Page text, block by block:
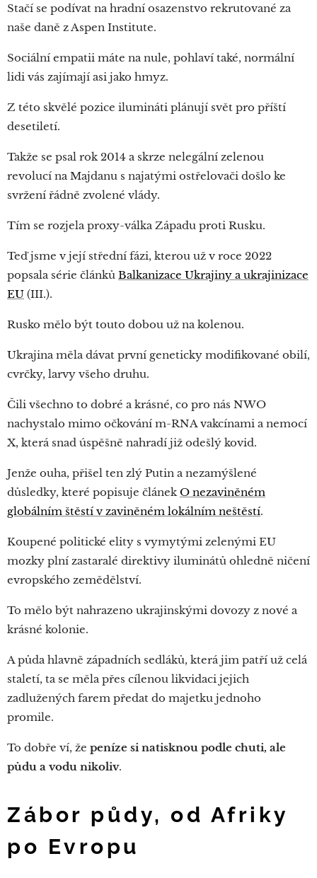
Stačí se podívat na hradní osazenstvo rekrutované za
naše daně z Aspen Institute.
Sociální empatii máte na nule, pohlaví také, normální
lidi vás zajímají asi jako hmyz.
Z této skvělé pozice ilumináti plánují svět pro příští
desetiletí.
Takže se psal rok 2014 a skrze nelegální zelenou
revolucí na Majdanu s najatými ostřelovači došlo ke
svržení řádně zvolené vlády.
Tím se rozjela proxy-válka Západu proti Rusku.
Teď jsme v její střední fázi, kterou už v roce 2022
popsala série článků Balkanizace Ukrajiny a ukrajinizace
EU (III.).
Rusko mělo být touto dobou už na kolenou.
Ukrajina měla dávat první geneticky modifikované obilí,
cvrčky, larvy všeho druhu.
Čili všechno to dobré a krásné, co pro nás NWO
nachystalo mimo očkování m-RNA vakcínami a nemocí
X, která snad úspěšně nahradí již odešlý kovid.
Jenže ouha, přišel ten zlý Putin a nezamýšlené
důsledky, které popisuje článekO nezaviněném
globálním štěstí v zaviněném lokálním neštěstí.
Koupené politické elity s vymytými zelenými EU
mozky plní zastaralé direktivy iluminátů ohledně ničení
evropského zemědělství.
To mělo být nahrazeno ukrajinskými dovozy z nové a
krásné kolonie.
A půda hlavně západních sedláků, která jim patří už celá
staletí, ta se měla přes cílenou likvidaci jejich
zadlužených farem předat do majetku jednoho
promile.
To dobře ví, že peníze si natisknou podle chuti, ale
půdu a vodu nikoliv.
Zábor půdy, od Afriky
po Evropu